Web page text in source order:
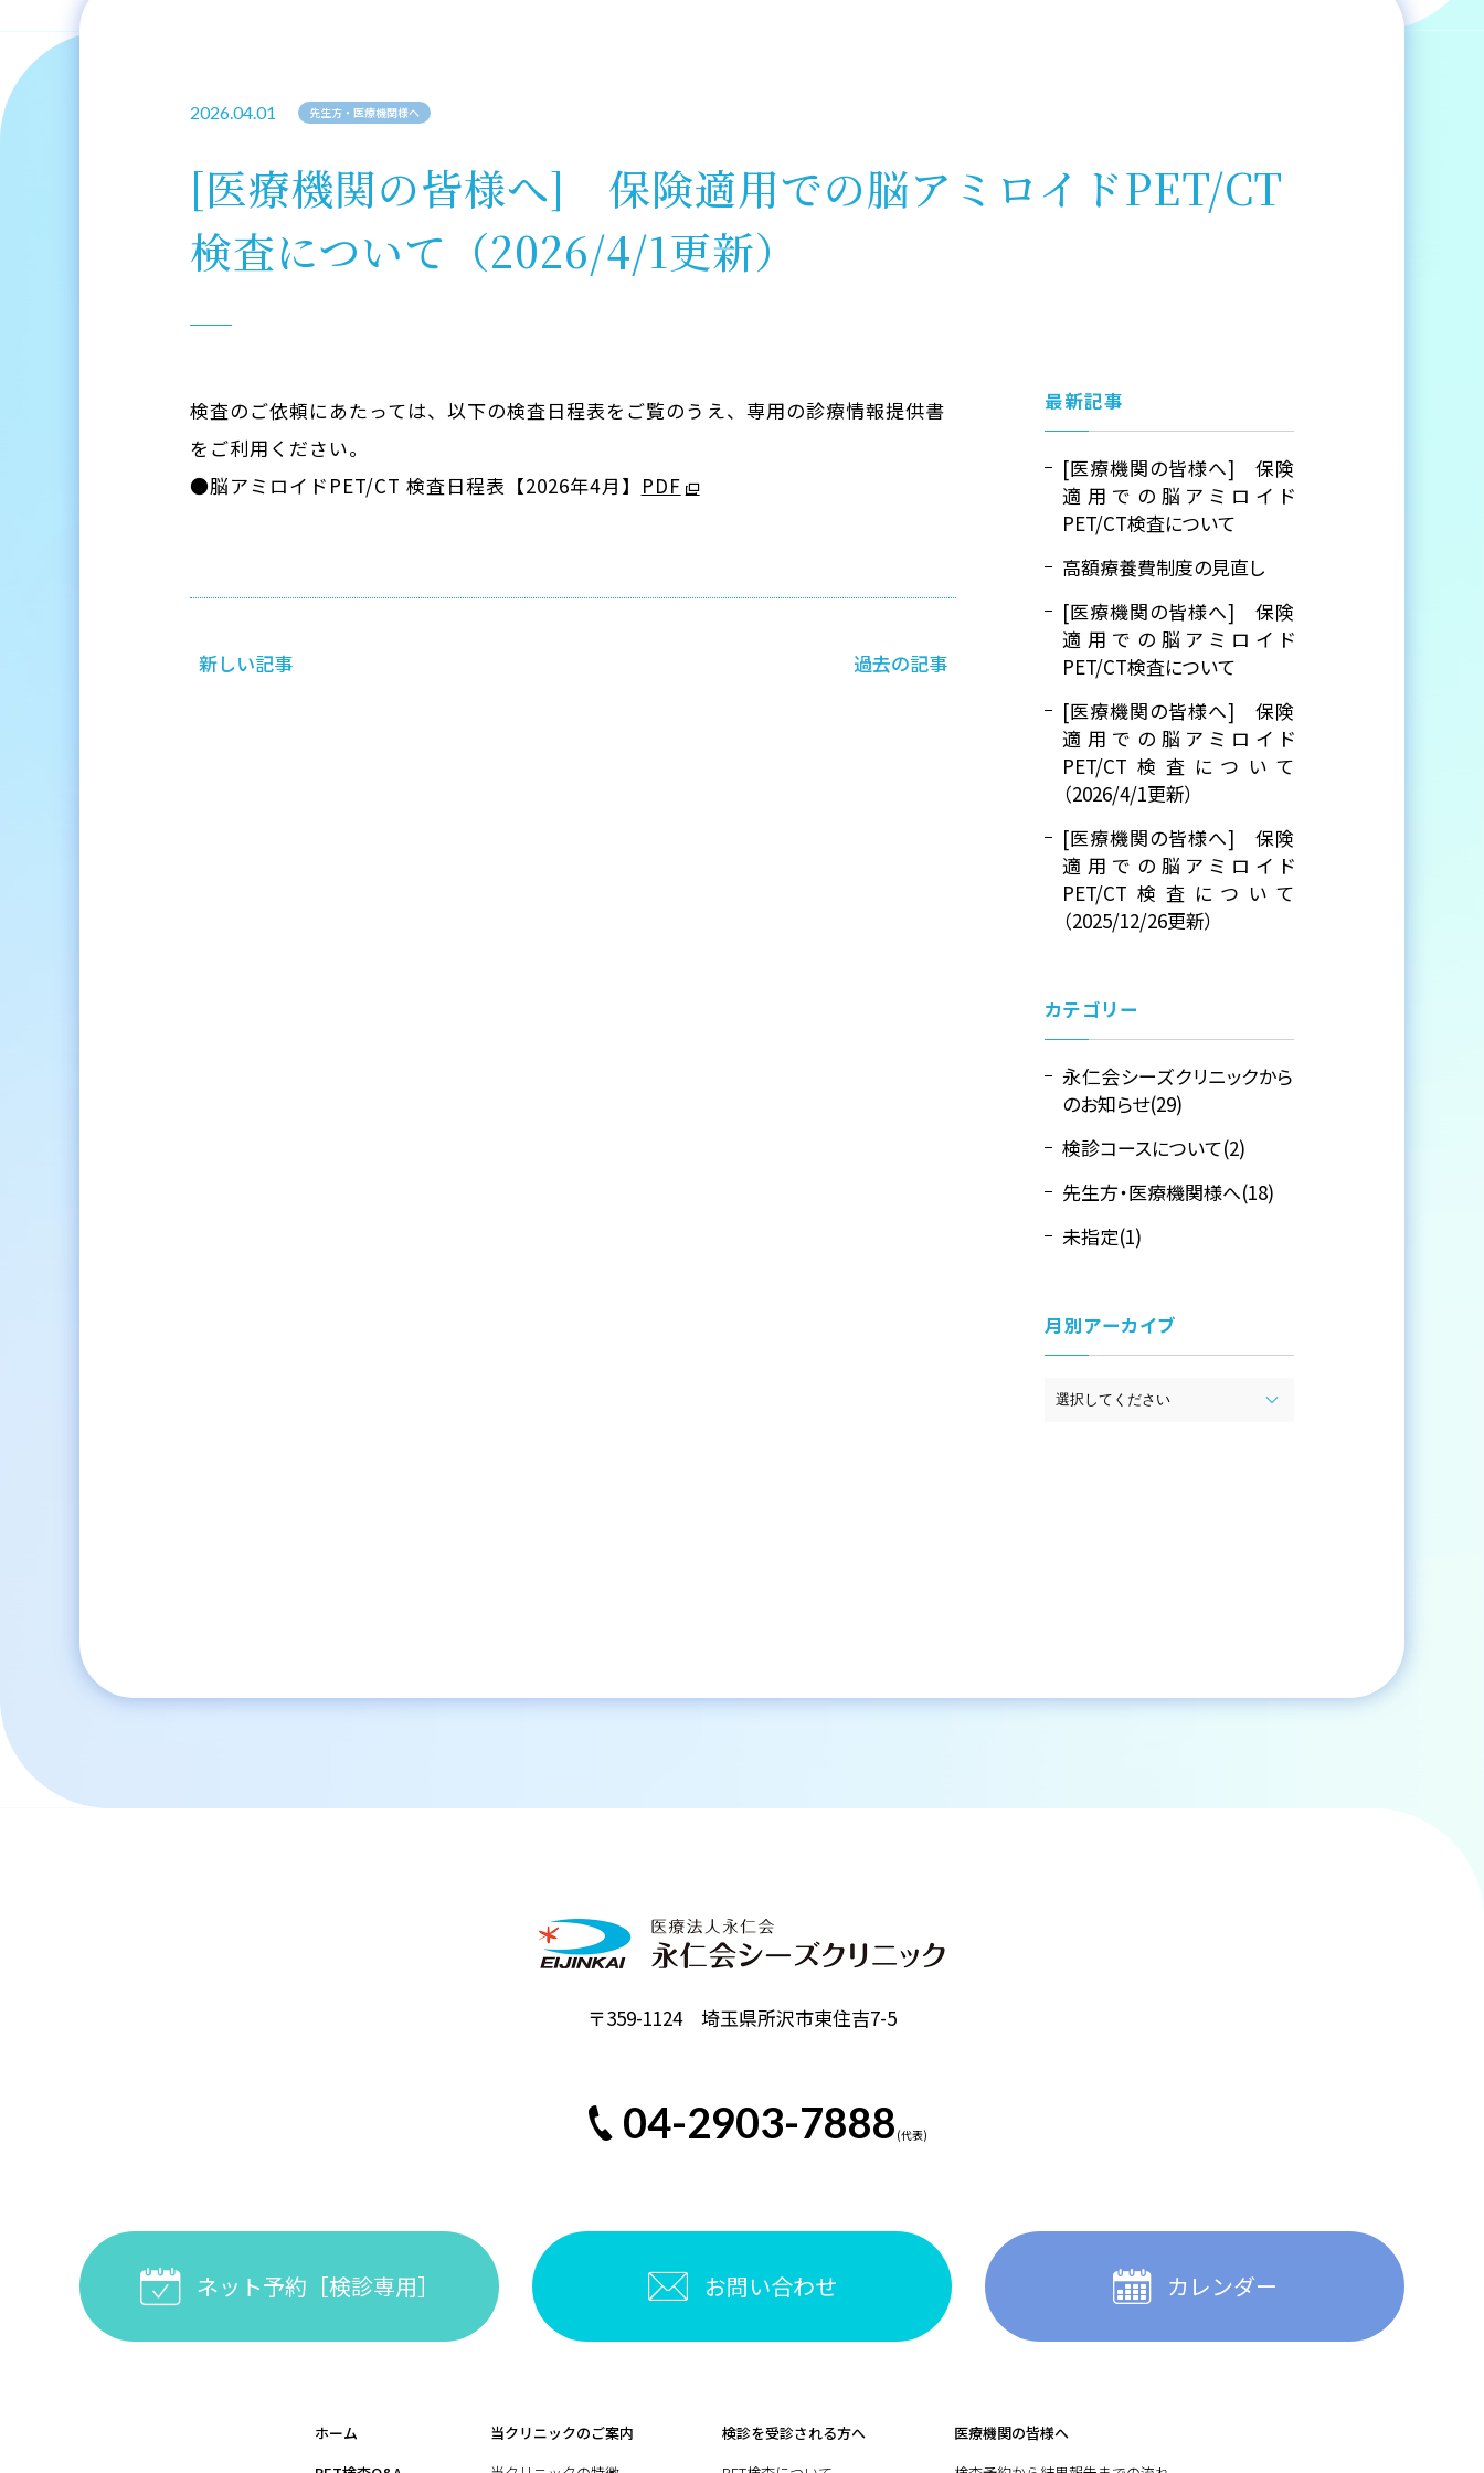
2026.04.01 先生方・医療機関様へ
[医療機関の皆様へ] 保険適用での脳アミロイドPET/CT
検査について（2026/4/1更新）
検査のご依頼にあたっては、以下の検査日程表をご覧のうえ、専用の診療情報提供書
をご利用ください。
●脳アミロイドPET/CT 検査日程表【2026年4月】 PDF
新しい記事 過去の記事
最新記事
[医療機関の皆様へ] 保険
適用での脳アミロイド
PET/CT検査について
高額療養費制度の見直し
[医療機関の皆様へ] 保険
適用での脳アミロイド
PET/CT検査について
[医療機関の皆様へ] 保険
適用での脳アミロイド
PET/CT検査について
（2026/4/1更新）
[医療機関の皆様へ] 保険
適用での脳アミロイド
PET/CT検査について
（2025/12/26更新）
カテゴリー
永仁会シーズクリニックから
のお知らせ(29)
検診コースについて(2)
先生方・医療機関様へ(18)
未指定(1)
月別アーカイブ
〒359-1124 埼玉県所沢市東住吉7-5
04-2903-7888
ネット予約［検診専用］ お問い合わせ カレンダー
ホーム
当クリニックのご案内
検診を受診される方へ
医療機関の皆様へ